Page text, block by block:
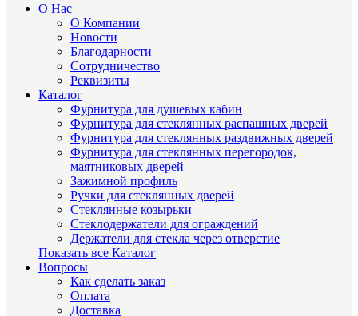
О Нас
О Компании
Новости
Благодарности
Сотрудничество
Реквизиты
Каталог
Фурнитура для душевых кабин
Фурнитура для стеклянных распашных дверей
Фурнитура для стеклянных раздвижных дверей
Фурнитура для стеклянных перегородок,
маятниковых дверей
Зажимной профиль
Ручки для стеклянных дверей
Стеклянные козырьки
Стеклодержатели для ограждений
Держатели для стекла через отверстие
Показать все Каталог
Вопросы
Как сделать заказ
Оплата
Доставка